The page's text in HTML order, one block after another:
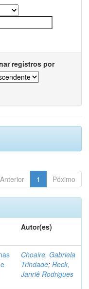
registros por
Anterior 1 Póximo
Autor(es)
Choaire, Gabriela
Trindade; Reck,
Janriê Rodrigues